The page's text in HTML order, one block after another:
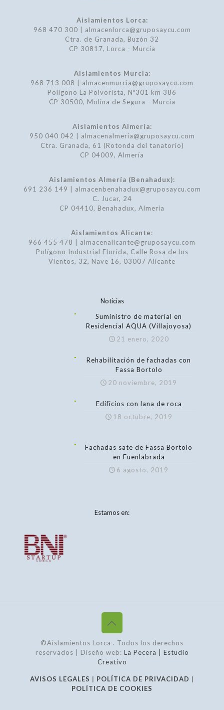
Aislamientos Lorca:
968 470 300 | almacenlorca@gruposaycu.com
Ctra. de Granada, Buzón 32
CP 30817, Lorca - Murcia
Aislamientos Murcia:
968 713 008 | almacenmurcia@gruposaycu.com
Polígono La Polvorista, Nº301 km 386
CP 30500, Molina de Segura - Murcia
Aislamientos Almería:
950 040 042 | almacenalmeria@gruposaycu.com
Ctra. Granada, 61 (Rotonda del tanatorio)
CP 04009, Almería
Aislamientos Almería (Benahadux):
691 236 149 | almacenbenahadux@gruposaycu.com
C. Jucar, 24
CP 04410, Benahadux, Almería
Aislamientos Alicante:
966 455 478 | almacenalicante@gruposaycu.com
Polígono Industrial Florida, Calle Rosa de los
Vientos, 32, Nave 16, 03007 Alicante
Noticias
Suministro de material en
Residencial AQUA (Villajoyosa)
21 enero, 2020
Rehabilitación de fachadas con
Fassa Bortolo
20 noviembre, 2019
Edificios con lana de roca
18 octubre, 2019
Fachadas sate de Fassa Bortolo
en Fuenlabrada
6 agosto, 2019
Estamos en:
©Aislamientos Lorca . Todos los derechos
reservados | Diseño web: La Pecera | Estudio
Creativo
AVISOS LEGALES | POLÍTICA DE PRIVACIDAD |
POLÍTICA DE COOKIES